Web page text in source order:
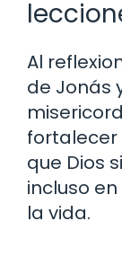
Al
de Jonás
fortalecer
que Dios
incluso
la vida.